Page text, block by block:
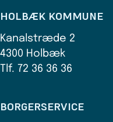
HOLBÆK KOMMUNE
Kanalstræde 2
4300 Holbæk
Tlf. 72 36 36 36
BORGERSERVICE